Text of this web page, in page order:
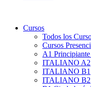
Cursos
Todos los
Cursos
A1
ITALIANO A2
ITALIANO B1
ITALIANO B2